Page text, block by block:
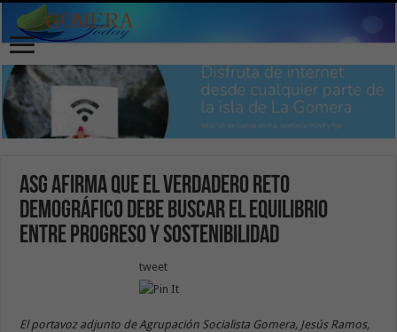
ASG afirma que el verdadero reto
demográfico debe buscar el equilibrio
entre progreso y sostenibilidad
tweet
El portavoz adjunto de Agrupación Socialista Gomera, Jesús Ramos,